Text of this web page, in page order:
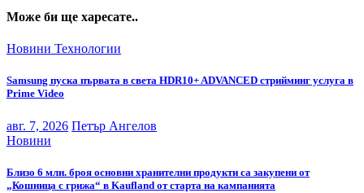
Може би ще харесате..
Новини Технологии
Samsung пуска първата в света HDR10+ ADVANCED стрийминг услуга в
Prime Video
авг. 7, 2026 Петър Ангелов
Новини
Близо 6 млн. броя основни хранителни продукти са закупени от
„Кошница с грижа“ в Kaufland от старта на кампанията